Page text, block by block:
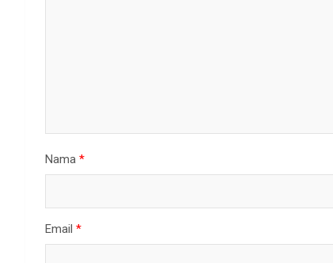
Nama *
Email *